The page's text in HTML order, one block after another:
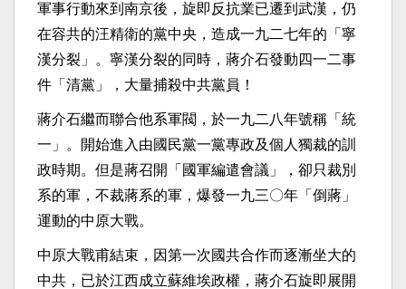
軍事行動來到南京後，旋即反抗業已遷到武漢，仍
在容共的汪精衛的黨中央，造成一九二七年的「寧
漢分裂」。寧漢分裂的同時，蔣介石發動四一二事
件「清黨」，大量捕殺中共黨員！
蔣介石繼而聯合他系軍閥，於一九二八年號稱「統
一」。開始進入由國民黨一黨專政及個人獨裁的訓
政時期。但是蔣召開「國軍編遣會議」，卻只裁別
系的軍，不裁蔣系的軍，爆發一九三〇年「倒蔣」
運動的中原大戰。
中原大戰甫結束，因第一次國共合作而逐漸坐大的
中共，已於江西成立蘇維埃政權，蔣介石旋即展開